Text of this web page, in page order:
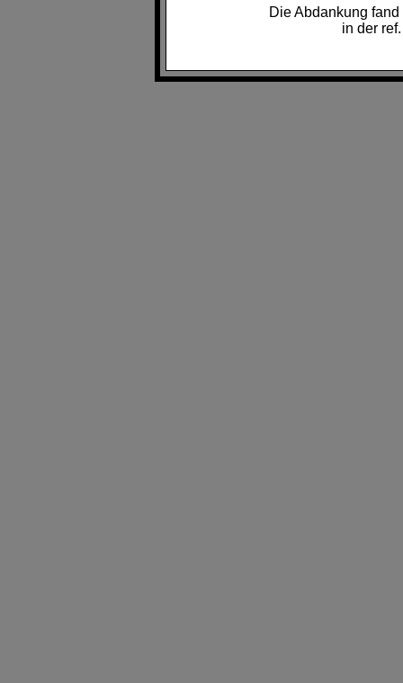
Die Abdankung
in der